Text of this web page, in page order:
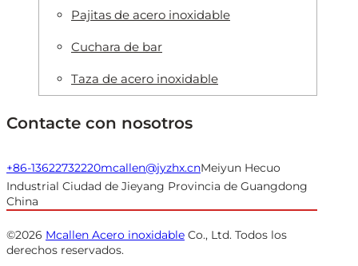
Pajitas de acero inoxidable
Cuchara de bar
Taza de acero inoxidable
Contacte con nosotros
+86-13622732220mcallen@jyzhx.cnMeiyun Hecuo
Industrial Ciudad de Jieyang Provincia de Guangdong
China
©2026 Mcallen Acero inoxidable Co., Ltd. Todos los
derechos reservados.